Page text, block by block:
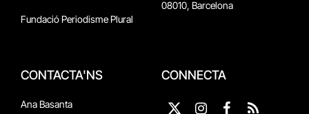
Fundació Periodisme Plural
08010, Barcelona
CONTACTA'NS
Ana Basanta
CONNECTA